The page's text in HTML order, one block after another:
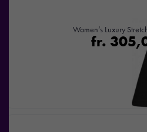
Women’s Luxury
fr.